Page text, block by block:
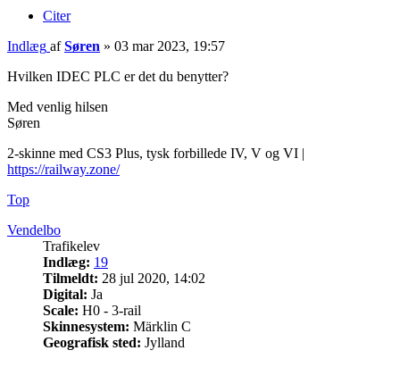
Citer
Indlæg afSøren » 03 mar 2023, 19:57
Hvilken IDEC PLC er det du benytter?
Med venlig hilsen
Søren
2-skinne med CS3 Plus, tysk forbillede IV, V og VI |
https://railway.zone/
Top
Vendelbo
Trafikelev
Indlæg: 19
Tilmeldt: 28 jul 2020, 14:02
Digital: Ja
Scale: H0 - 3-rail
Skinnesystem: Märklin C
Geografisk sted: Jylland